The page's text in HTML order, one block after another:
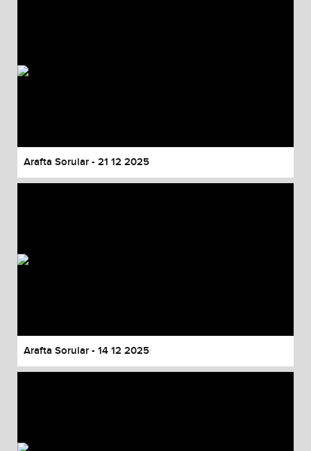
Arafta Sorular - 21 12 2025
Arafta Sorular - 14 12 2025